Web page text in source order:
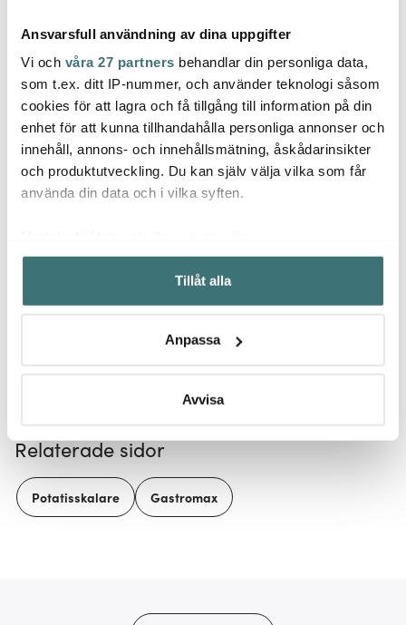
Ansvarsfull användning av dina uppgifter
Vi och våra 27 partners behandlar din personliga data,
som t.ex. ditt IP-nummer, och använder teknologi såsom
cookies för att lagra och få tillgång till information på din
enhet för att kunna tillhandahålla personliga annonser och
innehåll, annons- och innehållsmätning, åskådarinsikter
och produktutveckling. Du kan själv välja vilka som får
använda din data och i vilka syften.
Samla in information om din geografiska plats som
kan ha en noggrannhet på upp till flera meter
Identifiera din enhet genom att aktivt skanna den för
Ta reda på mer om hur dina personliga uppgifter
Du kan ändra eller dra tillbaka ditt samtycke när som
Vi använder cookies för att innehållet och annonserna
ska anpassas efter det som vi tror att du tycker om. Det
gör också att vi kan analysera vår trafik och göra
Tillåt alla
Anpassa
Avvisa
Mingle
Kökstermometer digital
Svart
209 kr 279 kr
Aida
Raw Teak Skärbräda
Set 2 delar
729 kr
Låt dig inspireras av våra kunder
Relaterade sidor
Potatisskalare Gastromax